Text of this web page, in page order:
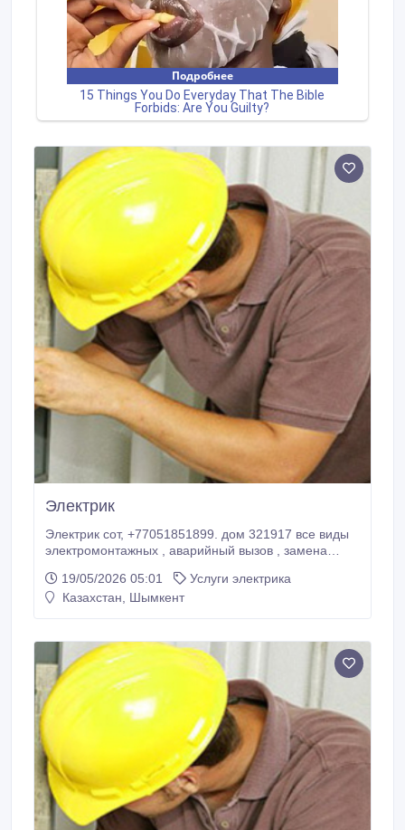
Электрик
Электрик сот, +77051851899. дом 321917 все виды
электромонтажных , аварийный вызов , замена
демонтаж оборудования , навес люстр, бра,
электромонтаж под ключ домов и офисов.
19/05/2026 05:01
Услуги электрика
Казахстан, Шымкент